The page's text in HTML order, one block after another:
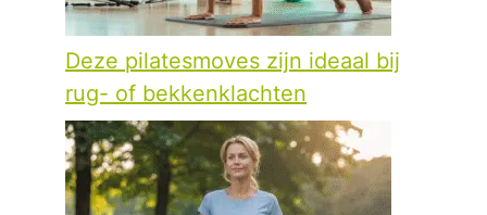
Deze pilatesmoves zijn ideaal bij
rug- of bekkenklachten